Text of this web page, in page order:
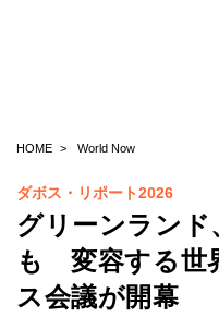
HOME World Now
ダボス・リポート2026
グリーンラン
も 変容する世
ス会議が開幕